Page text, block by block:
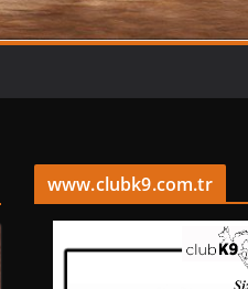
www.clubk9.com.tr